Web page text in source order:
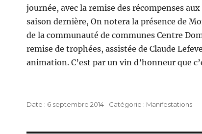
journée, avec la remise des récompenses
saison dernière, On notera la présence de
de la communauté de communes Centre
remise de trophées, assistée de Claude
animation. C’est par un vin d’honneur que
Publié
6 septembre 2014 Catégories
Manifestations